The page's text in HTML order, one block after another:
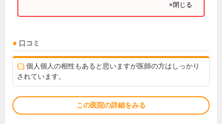
×閉じる
口コミ
個人個人の相性もあると思いますが医師の方はしっかり
されています。
この医院の詳細をみる